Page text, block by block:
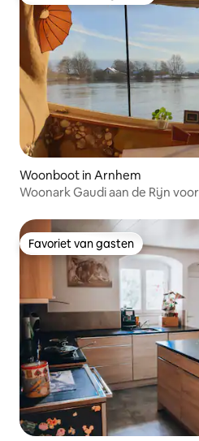
Woonboot in Arnhem
Woonark Gaudi aan de Rijn
Favoriet van gasten
Favoriet van gasten